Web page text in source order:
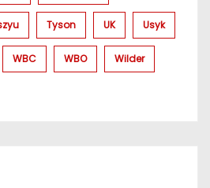
Tyson UK Usyk
WBC WBO Wilder